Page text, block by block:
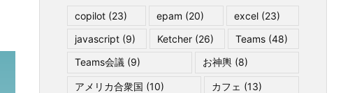
copilot (23) epam (20) excel(23)
javascript (9) Ketcher (26) Teams (48)
Teams会議 (9) お神輿(8)
アメリカ合衆国 (10) カフェ (13)